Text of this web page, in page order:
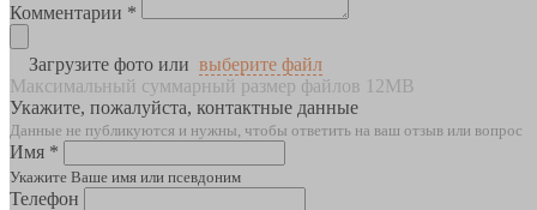
Комментарии *
Загрузите фото или выберите файл
Максимальный суммарный размер файлов 12MB
Укажите, пожалуйста, контактные данные
Данные не публикуются и нужны, чтобы ответить на ваш отзыв или вопрос
Имя *
Укажите Ваше имя или псевдоним
Телефон